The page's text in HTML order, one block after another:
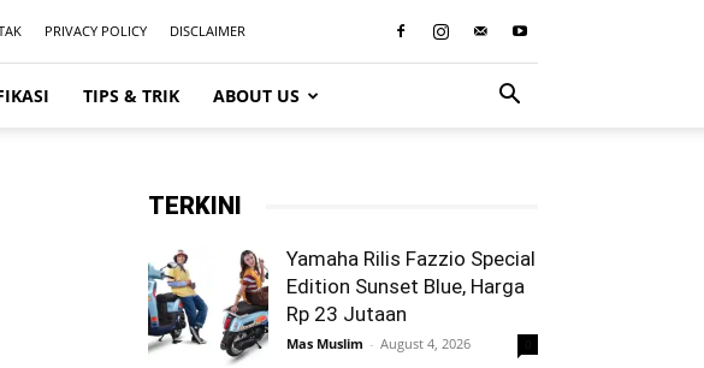
PRIVACY POLICY DISCLAIMER
TIPS & TRIK ABOUT US
TERKINI
Yamaha Rilis Fazzio Special
Edition Sunset Blue, Harga
Rp 23 Jutaan
Mas Muslim - August 4, 2026